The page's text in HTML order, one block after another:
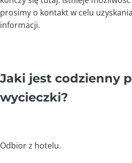
prosimy o kontakt w celu
informacji.
Jaki jest codzienny
wycieczki?
Odbior z hotelu.